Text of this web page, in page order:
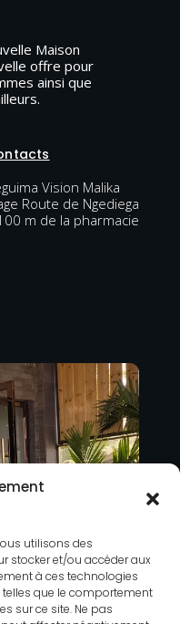
utilisons des
stocker et/ou accéder aux
à ces technologies
que le comportement
sur ce site. Ne pas
Maison
offre pour
ainsi que
Vision Malika
Route de Ngediega
m de la pharmacie